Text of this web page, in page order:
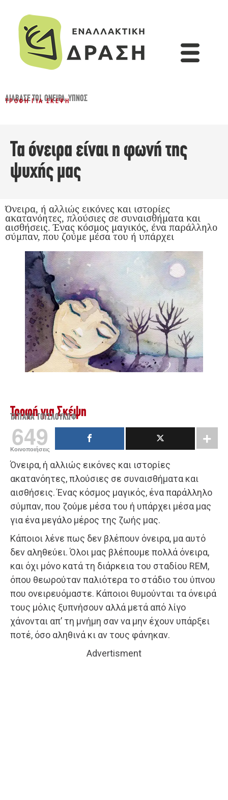
ΔΙΆΒΑΣΈ ΤΟ!,ΌΝΕΙΡΑ,ΎΠΝΟΣ
ΤΡΟΦΉ ΓΙΑ ΣΚΈΨΗ
Τα όνειρα είναι η φωνή της
ψυχής μας
Όνειρα, ή αλλιώς εικόνες και ιστορίες
ακατανόητες, πλούσιες σε συναισθήματα και
αισθήσεις. Ένας κόσμος μαγικός, ένα παράλληλο
σύμπαν, που ζούμε μέσα του ή υπάρχει
Τροφή για Σκέψη
ΤΑΤΙΆΝΑ ΤΟΥΖΛΟΎΚΩΦ
649
Κοινοποιήσεις
Όνειρα, ή αλλιώς εικόνες και ιστορίες
ακατανόητες, πλούσιες σε συναισθήματα και
αισθήσεις. Ένας κόσμος μαγικός, ένα παράλληλο
σύμπαν, που ζούμε μέσα του ή υπάρχει μέσα μας
για ένα μεγάλο μέρος της ζωής μας.
Κάποιοι λένε πως δεν βλέπουν όνειρα, μα αυτό
δεν αληθεύει. Όλοι μας βλέπουμε πολλά όνειρα,
και όχι μόνο κατά τη διάρκεια του σταδίου REM,
όπου θεωρούταν παλιότερα το στάδιο του ύπνου
που ονειρευόμαστε. Κάποιοι θυμούνται τα όνειρά
τους μόλις ξυπνήσουν αλλά μετά από λίγο
χάνονται απ’ τη μνήμη σαν να μην έχουν υπάρξει
ποτέ, όσο αληθινά κι αν τους φάνηκαν.
Advertisment